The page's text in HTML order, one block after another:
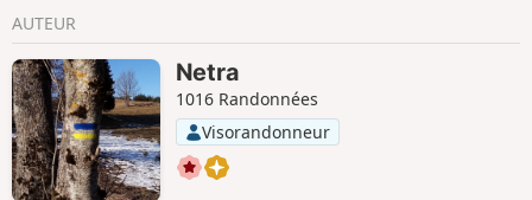
AUTEUR
Netra
1016 Randonnées
Visorandonneur